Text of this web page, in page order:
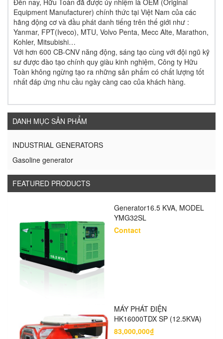
Equipment Manufacturer) chính thức tại Việt Nam của các
hãng động cơ và đầu phát danh tiếng trên thế giới như :
Yanmar, FPT(Iveco), MTU, Volvo Penta, Mecc Alte, Marathon,
Kohler, Mitsubishi…
Với hơn 600 CB-CNV năng động, sáng tạo cùng với đội ngũ kỹ
sư được đào tạo chính quy giàu kinh nghiệm, Công ty Hữu
Toàn không ngừng tạo ra những sản phẩm có chất lượng tốt
nhất đáp ứng nhu cầu ngày càng cao của khách hàng.
DANH MỤC SẢN PHẨM
INDUSTRIAL GENERATORS
Gasoline generator
FEATURED PRODUCTS
Generator16.5 KVA, MODEL
YMG32SL
Contact
MÁY PHÁT ĐIỆN
HK16000TDX SP (12.5KVA)
83,000,000₫